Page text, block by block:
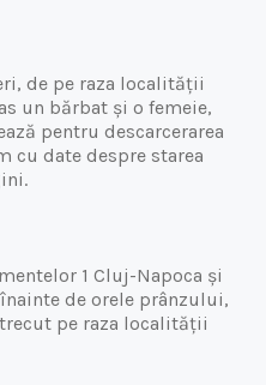
de pe raza localității
un bărbat și o femeie,
pentru descarcerarea
cu date despre starea
1 Cluj-Napoca și
de orele prânzului,
pe raza localității